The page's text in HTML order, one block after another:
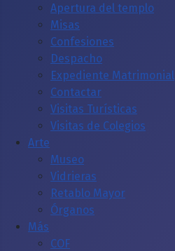
Apertura del templo
Misas
Confesiones
Despacho
Expediente Matrimonial
Contactar
Visitas Turísticas
Visitas de Colegios
Arte
Museo
Vidrieras
Retablo Mayor
Órganos
Más
COF